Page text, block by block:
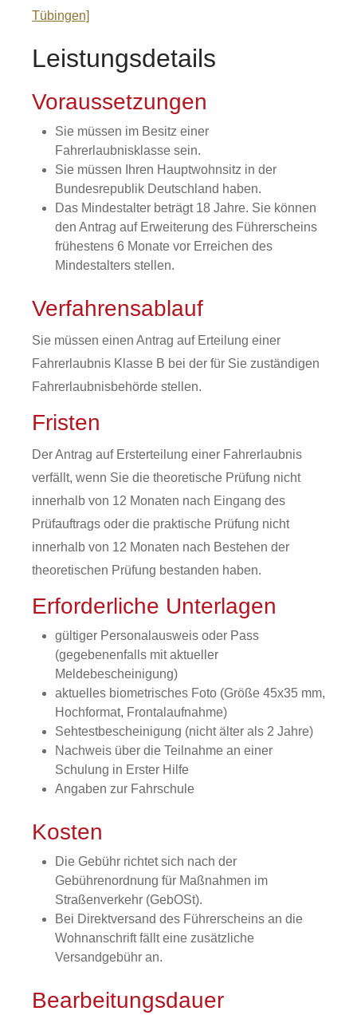
Tübingen]
Leistungsdetails
Voraussetzungen
Sie müssen im Besitz einer
Fahrerlaubnisklasse sein.
Sie müssen Ihren Hauptwohnsitz in der
Bundesrepublik Deutschland haben.
Das Mindestalter beträgt 18 Jahre. Sie können
den Antrag auf Erweiterung des Führerscheins
frühestens 6 Monate vor Erreichen des
Mindestalters stellen.
Verfahrensablauf
Sie müssen einen Antrag auf Erteilung einer
Fahrerlaubnis Klasse B bei der für Sie zuständigen
Fahrerlaubnisbehörde stellen.
Fristen
Der Antrag auf Ersterteilung einer Fahrerlaubnis
verfällt, wenn Sie die theoretische Prüfung nicht
innerhalb von 12 Monaten nach Eingang des
Prüfauftrags oder die praktische Prüfung nicht
innerhalb von 12 Monaten nach Bestehen der
theoretischen Prüfung bestanden haben.
Erforderliche Unterlagen
gültiger Personalausweis oder Pass
(gegebenenfalls mit aktueller
Meldebescheinigung)
aktuelles biometrisches Foto (Größe 45x35 mm,
Hochformat, Frontalaufnahme)
Sehtestbescheinigung (nicht älter als 2 Jahre)
Nachweis über die Teilnahme an einer
Schulung in Erster Hilfe
Angaben zur Fahrschule
Kosten
Die Gebühr richtet sich nach der
Gebührenordnung für Maßnahmen im
Straßenverkehr (GebOSt).
Bei Direktversand des Führerscheins an die
Wohnanschrift fällt eine zusätzliche
Versandgebühr an.
Bearbeitungsdauer